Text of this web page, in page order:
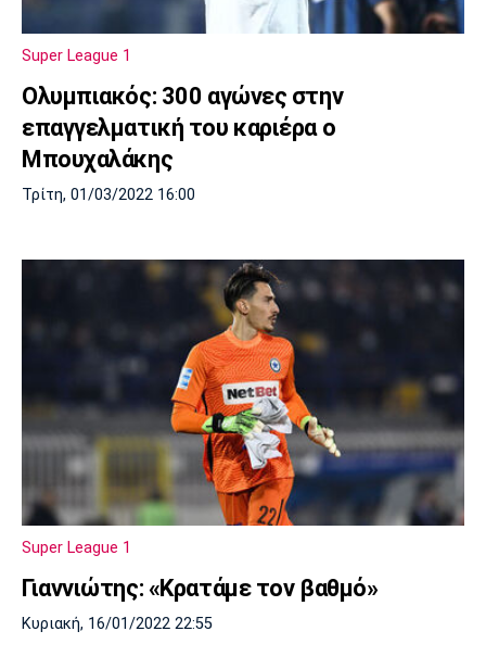
Super League 1
Ολυμπιακός: 300 αγώνες στην
επαγγελματική του καριέρα ο
Μπουχαλάκης
Τρίτη, 01/03/2022 16:00
Super League 1
Γιαννιώτης: «Κρατάμε τον βαθμό»
Κυριακή, 16/01/2022 22:55